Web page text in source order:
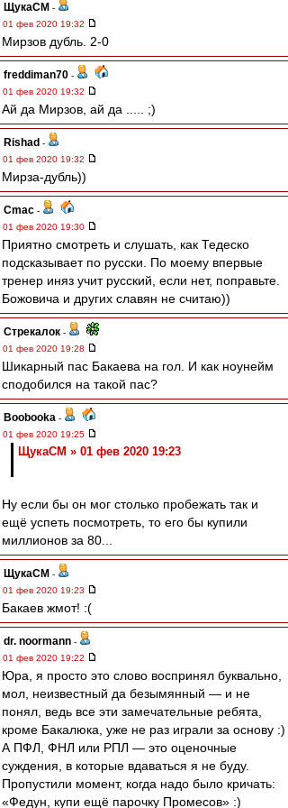
ЩукаСМ -
01 фев 2020 19:32
Мирзов дубль. 2-0
freddiman70 -
01 фев 2020 19:32
Ай да Мирзов, ай да ..... ;)
Rishad -
01 фев 2020 19:32
Мирза-дубль))
Cmac -
01 фев 2020 19:30
Приятно смотреть и слушать, как Тедеско
подсказывает по русски. По моему впервые
тренер иняз учит русский, если нет, поправьте.
Божовича и других славян не считаю))
Стрекалок -
01 фев 2020 19:28
Шикарный пас Бакаева на гол. И как ноунейм
сподобился на такой пас?
Boobooka -
01 фев 2020 19:25
ЩукаСМ » 01 фев 2020 19:23
Ну если бы он мог столько пробежать так и
ещё успеть посмотреть, то его бы купили
миллионов за 80...
ЩукаСМ -
01 фев 2020 19:23
Бакаев жмот! :(
dr. noormann -
01 фев 2020 19:22
Юра, я просто это слово воспринял буквально,
мол, неизвестный да безымянный — и не
понял, ведь все эти замечательные ребята,
кроме Бакалюка, уже не раз играли за основу :)
А ПФЛ, ФНЛ или РПЛ — это оценочные
суждения, в которые вдаваться я не буду.
Пропустили момент, когда надо было кричать:
«Федун, купи ещё парочку Промесов» :)